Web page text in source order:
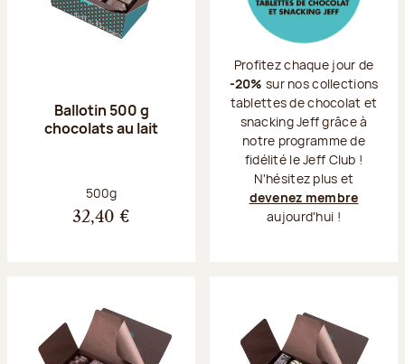
Ballotin 500 g
chocolats au lait
Poids net :
500g
32,40 €
Profitez chaque jour de
-20% sur nos collections
tablettes de chocolat et
snacking Jeff grâce à
notre programme de
fidélité le Jeff Club !
N'hésitez plus et
devenez membre
aujourd'hui !